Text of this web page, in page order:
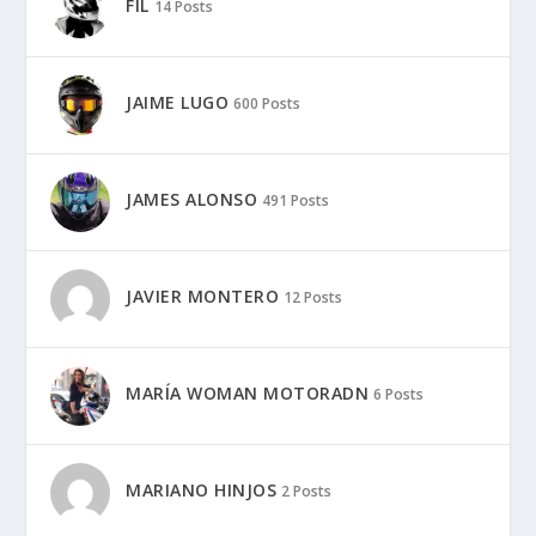
FIL 14 Posts
JAIME LUGO 600 Posts
JAMES ALONSO 491 Posts
JAVIER MONTERO 12 Posts
MARÍA WOMAN MOTORADN 6 Posts
MARIANO HINJOS 2 Posts